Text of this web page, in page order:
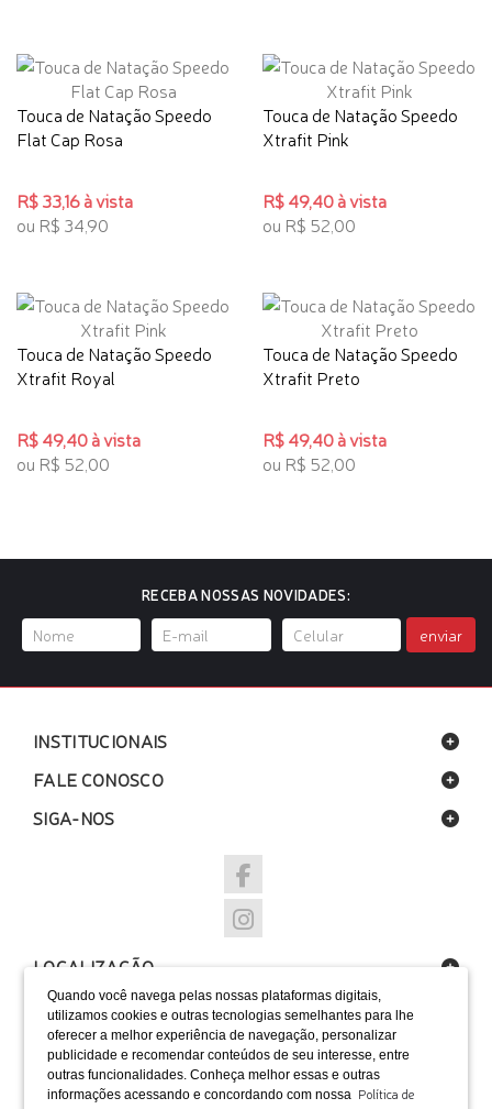
Quando você navega pelas nossas plataformas digitais,
utilizamos cookies e outras tecnologias semelhantes para lhe
oferecer a melhor experiência de navegação, personalizar
publicidade e recomendar conteúdos de seu interesse, entre
outras funcionalidades. Conheça melhor essas e outras
informações acessando e concordando com nossa Política de
Touca de Natação Speedo
Flat Cap Rosa
R$ 33,16 à vista
ou R$ 34,90
Touca de Natação Speedo
Xtrafit Pink
R$ 49,40 à vista
ou R$ 52,00
Touca de Natação Speedo
Xtrafit Royal
R$ 49,40 à vista
ou R$ 52,00
Touca de Natação Speedo
Xtrafit Preto
R$ 49,40 à vista
ou R$ 52,00
RECEBA NOSSAS NOVIDADES:
enviar
INSTITUCIONAIS
FALE CONOSCO
SIGA-NOS
LOCALIZAÇÃO
FORMAS DE PAGAMENTO